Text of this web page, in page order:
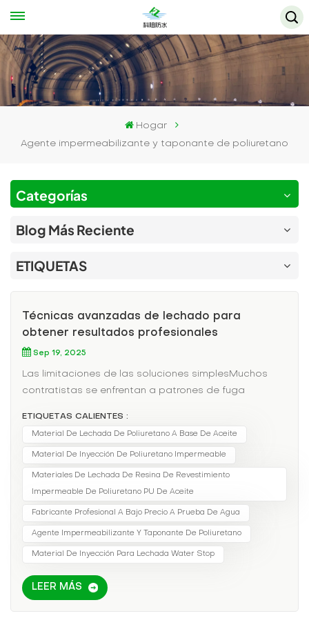
Hogar
Agente impermeabilizante y taponante de poliuretano
Categorías
Blog Más Reciente
ETIQUETAS
Técnicas avanzadas de lechado para
obtener resultados profesionales
Sep 19, 2025
Las limitaciones de las soluciones simplesMuchos
contratistas se enfrentan a patrones de fuga
especializados.Ciencia de materiales avanzadosLos
sistemas de lechado modernos ofrecen:Opciones
hidrofóbicas/hidrofílicas para diferentes condiciones
penetración precisaTolerancia a la temperatura de
-40°F a 300°FResistencia a los rayos UV para
aplicaciones expuestasMétodos de aplicación
de humedad detrás de las paredesInyección
ETIQUETAS CALIENTES :
Material De Lechada De Poliuretano A Base De Aceite
Material De Inyección De Poliuretano Impermeable
Materiales De Lechada De Resina De Revestimiento
Impermeable De Poliuretano PU De Aceite
Fabricante Profesional A Bajo Precio A Prueba De Agua
Agente Impermeabilizante Y Taponante De Poliuretano
Material De Inyección Para Lechada Water Stop
LEER MÁS